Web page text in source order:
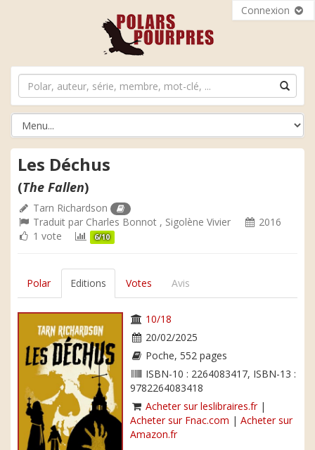
Connexion
Les Déchus
(The Fallen)
Tarn Richardson
Traduit par Charles Bonnot , Sigolène Vivier
2016
1 vote
6/10
Polar Editions Votes Avis
10/18
20/02/2025
Poche, 552 pages
ISBN-10 : 2264083417, ISBN-13 :
9782264083418
Acheter sur leslibraires.fr|
Acheter sur Fnac.com | Acheter sur
Amazon.fr